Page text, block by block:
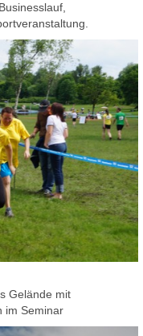
Gelände mit
im Seminar